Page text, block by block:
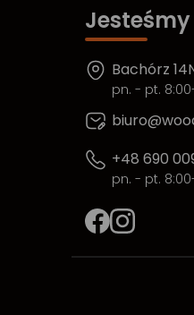
Bachórz
pn. - pt.
+48 690
pn. - pt.